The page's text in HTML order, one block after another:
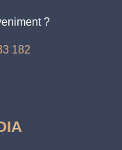
?
182